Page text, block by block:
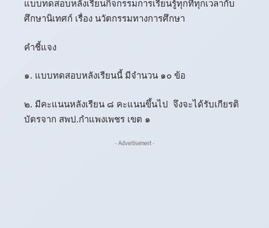
แบบทดสอบหลังเรียนกิจกรรมการเรียนรู้ทุกที่ทุกเวลากับ
ศึกษานิเทศก์ เรื่อง นวัตกรรมทางการศึกษา
คำชี้แจง
๑. แบบทดสอบหลังเรียนนี้ มีจำนวน ๑๐ ข้อ
๒. มีคะแนนหลังเรียน ๘ คะแนนขึ้นไป จึงจะได้รับเกียรติ
บัตรจาก สพป.กำแพงเพชร เขต ๑
- Advertisement -